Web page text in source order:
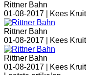
Rittner Bahn
01-08-2017 |
Kees
Rittner Bahn
01-08-2017 |
Kees
Rittner Bahn
01-08-2017 |
Kees